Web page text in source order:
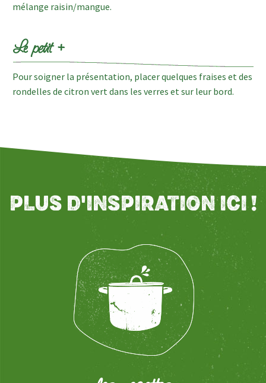
mélange raisin/mangue.
Le petit +
Pour soigner la présentation, placer quelques fraises et des
rondelles de citron vert dans les verres et sur leur bord.
PLUS D'INSPIRATION ICI !